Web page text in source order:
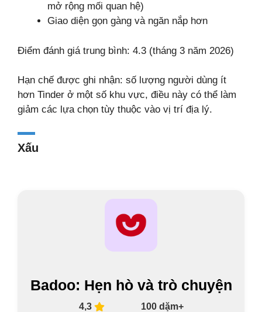
mở rộng mối quan hệ)
Giao diện gọn gàng và ngăn nắp hơn
Điểm đánh giá trung bình: 4.3 (tháng 3 năm 2026)
Hạn chế được ghi nhận: số lượng người dùng ít
hơn Tinder ở một số khu vực, điều này có thể làm
giảm các lựa chọn tùy thuộc vào vị trí địa lý.
Xấu
Badoo: Hẹn hò và trò chuyện
4,3 100 dặm+